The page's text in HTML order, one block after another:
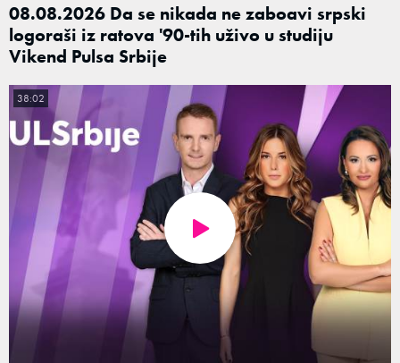
08.08.2026 Da se nikada ne zaboavi srpski
logoraši iz ratova '90-tih uživo u studiju
Vikend Pulsa Srbije
38:02